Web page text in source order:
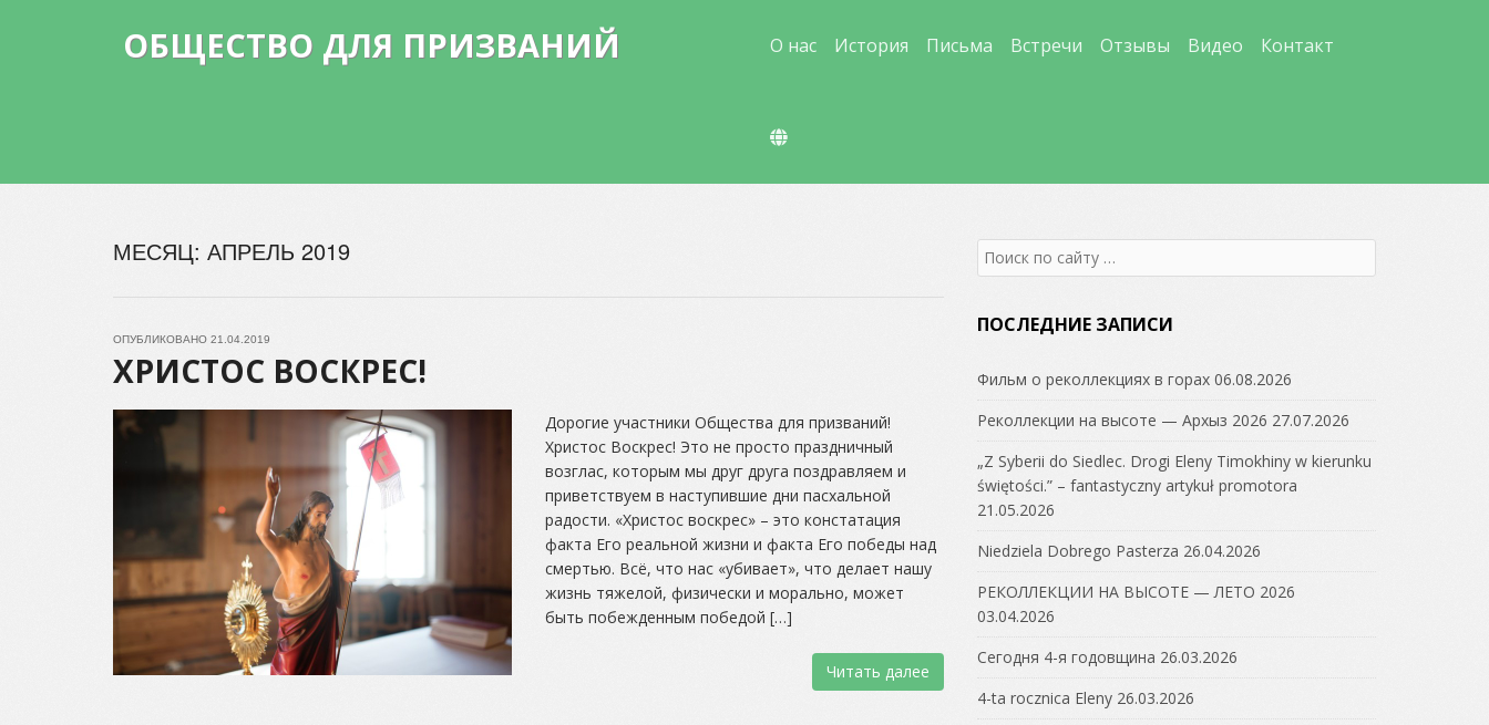
ОБЩЕСТВО ДЛЯ ПРИЗВАНИЙ
to
О нас История Письма Встречи Отзывы Видео Контакт
МЕСЯЦ: АПРЕЛЬ 2019
ОПУБЛИКОВАНО 21.04.2019
ХРИСТОС ВОСКРЕС!
Дорогие участники Общества для призваний!
Христос Воскрес! Это не просто праздничный
возглас, которым мы друг друга поздравляем и
приветствуем в наступившие дни пасхальной
радости. «Христос воскрес» – это констатация
факта Его реальной жизни и факта Его победы над
смертью. Всё, что нас «убивает», что делает нашу
жизнь тяжелой, физически и морально, может
быть побежденным победой […]
Читать далее
Search
for:
ПОСЛЕДНИЕ ЗАПИСИ
Фильм о реколлекциях в горах 06.08.2026
Реколлекции на высоте — Архыз 2026 27.07.2026
„Z Syberii do Siedlec. Drogi Eleny Timokhiny w kierunku
świętości.” – fantastyczny artykuł promotora
21.05.2026
Niedziela Dobrego Pasterza 26.04.2026
РЕКОЛЛЕКЦИИ НА ВЫСОТЕ — ЛЕТО 2026
03.04.2026
Сегодня 4-я годовщина 26.03.2026
4-ta rocznica Eleny 26.03.2026